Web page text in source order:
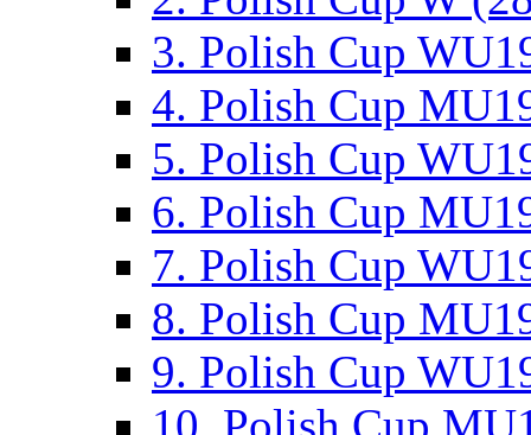
3. Polish Cup
4. Polish Cup
5. Polish Cup
6. Polish Cup
7. Polish Cup
8. Polish Cup
9. Polish Cup
10. Polish Cup